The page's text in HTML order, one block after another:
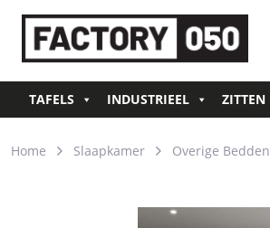
TAFELS INDUSTRIEEL ZITTEN
Home Slaapkamer Overige Bedden